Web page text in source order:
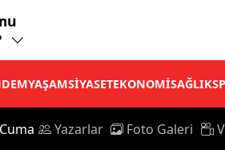
YAŞAMSİYASETEKONOMİSAĞLIK
Yazarlar Foto Galeri